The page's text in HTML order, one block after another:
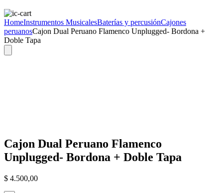
HomeInstrumentos MusicalesBaterías y percusiónCajones
peruanosCajon Dual Peruano Flamenco Unplugged- Bordona +
Doble Tapa
Cajon Dual Peruano Flamenco
Unplugged- Bordona + Doble Tapa
$ 4.500,00